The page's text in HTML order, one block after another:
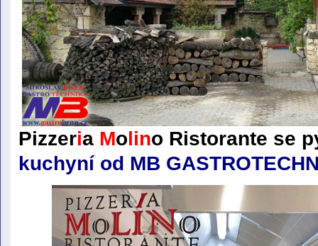
PizzeriaMolino Ristorante se
kuchyní od MB